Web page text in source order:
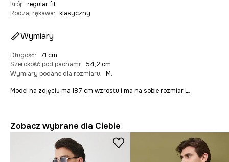
Krój: regular fit
Rodzaj rękawa: klasyczny
Wymiary
Długość:
71 cm
Szerokość pod pachami:
54,2 cm
Wymiary podane dla rozmiaru: M.
Model na zdjęciu ma 187 cm wzrostu i ma na sobie rozmiar L.
Zobacz wybrane dla Ciebie